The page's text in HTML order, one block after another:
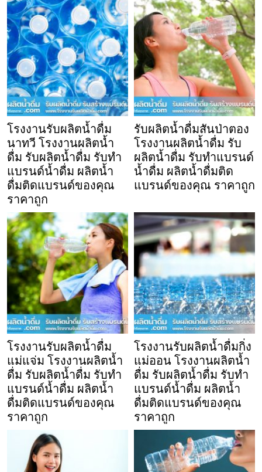
โรงงานรับผลิตน้ำดื่ม
นาทวี โรงงานผลิตน้ำ
ดื่ม รับผลิตน้ำดื่ม รับทำ
แบรนด์น้ำดื่ม ผลิตน้ำ
ดื่มติดแบรนด์ของคุณ
ราคาถูก
รับผลิตน้ำดื่มสันป่าตอง
โรงงานผลิตน้ำดื่ม รับ
ผลิตน้ำดื่ม รับทำแบรนด์
น้ำดื่ม ผลิตน้ำดื่มติด
แบรนด์ของคุณ ราคาถูก
โรงงานรับผลิตน้ำดื่ม
แม่แจ่ม โรงงานผลิตน้ำ
ดื่ม รับผลิตน้ำดื่ม รับทำ
แบรนด์น้ำดื่ม ผลิตน้ำ
ดื่มติดแบรนด์ของคุณ
ราคาถูก
โรงงานรับผลิตน้ำดื่มกิ่ง
แม่ออน โรงงานผลิตน้ำ
ดื่ม รับผลิตน้ำดื่ม รับทำ
แบรนด์น้ำดื่ม ผลิตน้ำ
ดื่มติดแบรนด์ของคุณ
ราคาถูก